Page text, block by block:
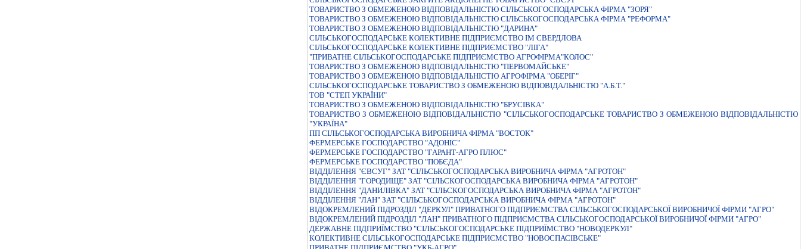
ТОВАРИСТВО З ОБМЕЖЕНОЮ ВIДПОВIДАЛЬНIСТЮ СIЛЬСЬКОГОСПОДАРСЬКА ФIРМА "ЗОРЯ"
ТОВАРИСТВО З ОБМЕЖЕНОЮ ВІДПОВІДАЛЬНІСТЮ СІЛЬСЬКОГОСПОДАРСЬКА ФІРМА "РЕФОРМА"
ТОВАРИСТВО З ОБМЕЖЕНОЮ ВIДПОВIДАЛЬНIСТЮ "ДАРИНА"
СIЛЬСЬКОГОСПОДАРСЬКЕ КОЛЕКТИВНЕ ПIДПРИЄМСТВО IМ СВЕРДЛОВА
СІЛЬСЬКОГОСПОДАРСЬКЕ КОЛЕКТИВНЕ ПІДПРИЄМСТВО "ЛІГА"
"ПРИВАТНЕ СIЛЬСЬКОГОСПОДАРСЬКЕ ПIДПРИЄМСТВО АГРОФIРМА"КОЛОС"
ТОВАРИСТВО З ОБМЕЖЕНОЮ ВIДПОВIДАЛЬНIСТЮ "ПЕРВОМАЙСЬКЕ"
ТОВАРИСТВО З ОБМЕЖЕНОЮ ВIДПОВIДАЛЬНIСТЮ АГРОФIРМА "ОБЕРIГ"
СІЛЬСЬКОГОСПОДАРСЬКЕ ТОВАРИСТВО З ОБМЕЖЕНОЮ ВІДПОВІДАЛЬНІСТЮ "А.Б.Т."
ТОВ "СТЕП УКРАЇНИ"
ТОВАРИСТВО З ОБМЕЖЕНОЮ ВIДПОВIДАЛЬНIСТЮ "БРУСIВКА"
ТОВАРИСТВО З ОБМЕЖЕНОЮ ВIДПОВIДАЛЬНIСТЮ "СIЛЬСЬКОГОСПОДАРСЬКЕ ТОВАРИСТВО З ОБМЕЖЕНОЮ ВIДПОВIДАЛЬНIСТЮ
"УКРАЇНА"
ПП СІЛЬСЬКОГОСПОДАРСЬКА ВИРОБНИЧА ФІРМА "ВОСТОК"
ФЕРМЕРСЬКЕ ГОСПОДАРСТВО "АДОНIС"
ФЕРМЕРСЬКЕ ГОСПОДАРСТВО "ГАРАНТ-АГРО ПЛЮС"
ФЕРМЕРСЬКЕ ГОСПОДАРСТВО "ПОБЄДА"
ВІДДІЛЕННЯ "ЄВСУГ" ЗАТ "СІЛЬСЬКОГОСПОДАРСЬКА ВИРОБНИЧА ФІРМА "АГРОТОН"
ВІДДІЛЕННЯ "ГОРОДИЩЕ" ЗАТ "СІЛЬСКОГОСПОДАРСЬКА ВИРОБНИЧА ФІРМА "АГРОТОН"
ВІДДІЛЕННЯ "ДАНИЛІВКА" ЗАТ "СІЛЬСКОГОСПОДАРСЬКА ВИРОБНИЧА ФІРМА "АГРОТОН"
ВІДДІЛЕННЯ "ЛАН" ЗАТ "СІЛЬСЬКОГОСПОДАРСЬКА ВИРОБНИЧА ФІРМА "АГРОТОН"
ВІДОКРЕМЛЕНИЙ ПІДРОЗДІЛ "ДЕРКУЛ" ПРИВАТНОГО ПІДПРИЄМСТВА СІЛЬСЬКОГОСПОДАРСЬКОЇ ВИРОБНИЧОЇ ФІРМИ "АГРО"
ВІДОКРЕМЛЕНИЙ ПІДРОЗДІЛ "ЛАН" ПРИВАТНОГО ПІДПРИЄМСТВА СІЛЬСЬКОГОСПОДАРСЬКОЇ ВИРОБНИЧОЇ ФІРМИ "АГРО"
ДЕРЖАВНЕ ПIДПРИЇМСТВО "СIЛЬСЬКОГОСПОДАРСЬКЕ ПIДПРИЇМСТВО "НОВОДЕРКУЛ"
КОЛЕКТИВНЕ СІЛЬСЬКОГОСПОДАРСЬКЕ ПІДПРИЄМСТВО "НОВОСПАСІВСЬКЕ"